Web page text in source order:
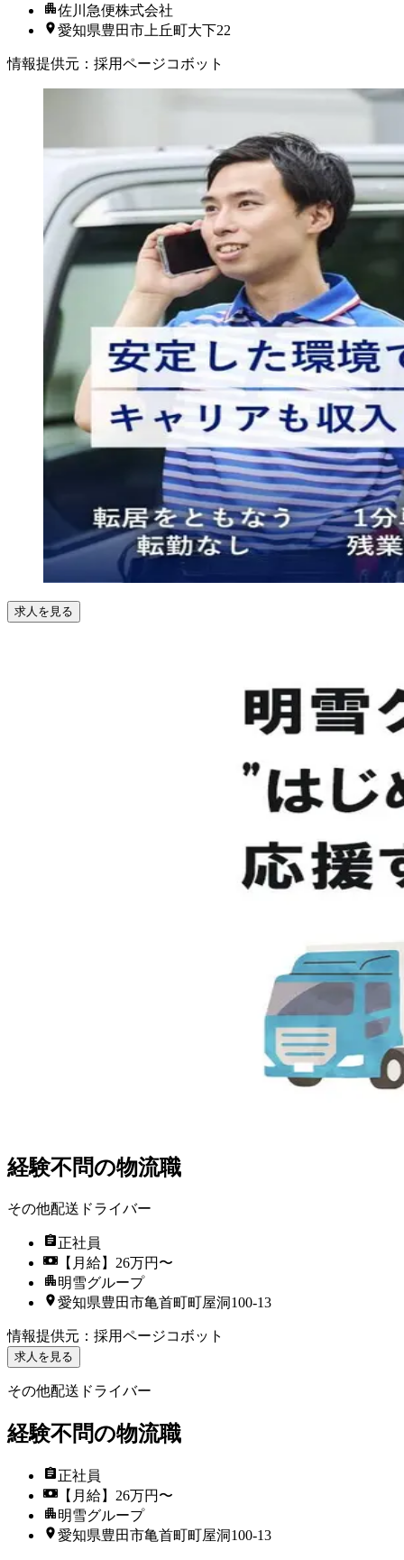
佐川急便株式会社
愛知県豊田市上丘町大下22
情報提供元 ： 採用ページコボット
求人を見る
経験不問の物流職
その他配送ドライバー
正社員
【月給】26万円〜
明雪グループ
愛知県豊田市亀首町町屋洞100-13
情報提供元 ： 採用ページコボット
求人を見る
その他配送ドライバー
経験不問の物流職
正社員
【月給】26万円〜
明雪グループ
愛知県豊田市亀首町町屋洞100-13